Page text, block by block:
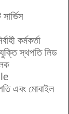
কর্মকর্তা
স্থপতি লিড
এবং মোবাইল